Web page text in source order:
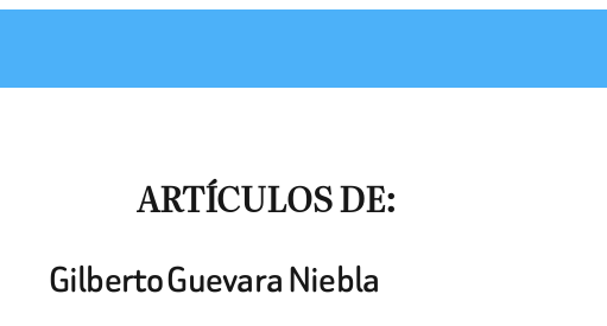
ARTÍCULOS DE:
Gilberto Guevara Niebla